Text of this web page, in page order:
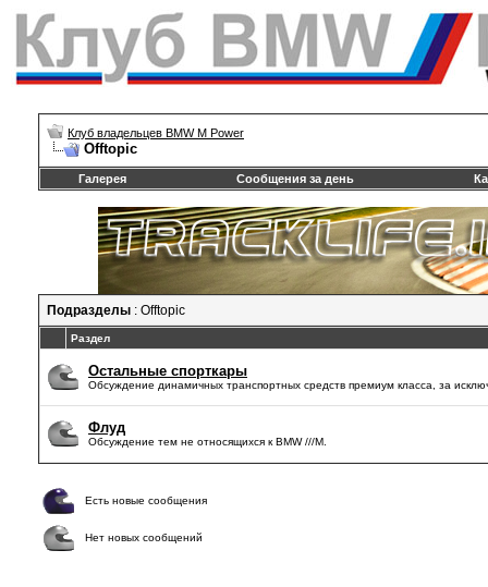
Клуб владельцев BMW M Power
Offtopic
Галерея Сообщения за день
Подразделы : Offtopic
Раздел
Остальные спорткары
Обсуждение динамичных транспортных средств премиум класса, за
Флуд
Обсуждение тем не относящихся к BMW ///М.
Есть новые сообщения
Нет новых сообщений